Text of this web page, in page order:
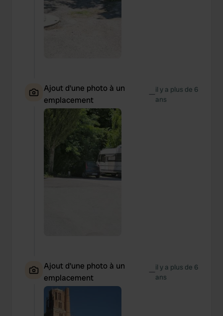
Ajout d'une photo à un
emplacement
—il y a plus de 6
ans
Ajout d'une photo à un
emplacement
—il y a plus de 6
ans